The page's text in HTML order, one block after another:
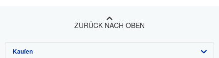
ZURÜCK NACH OBEN
Kaufen